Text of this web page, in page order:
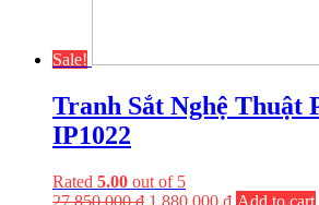
Sale!
Tranh Sắt Nghệ Thuật
IP1022
Rated 5.00 out of 5
27.850.000₫ 1.880.000 ₫ Add to cart